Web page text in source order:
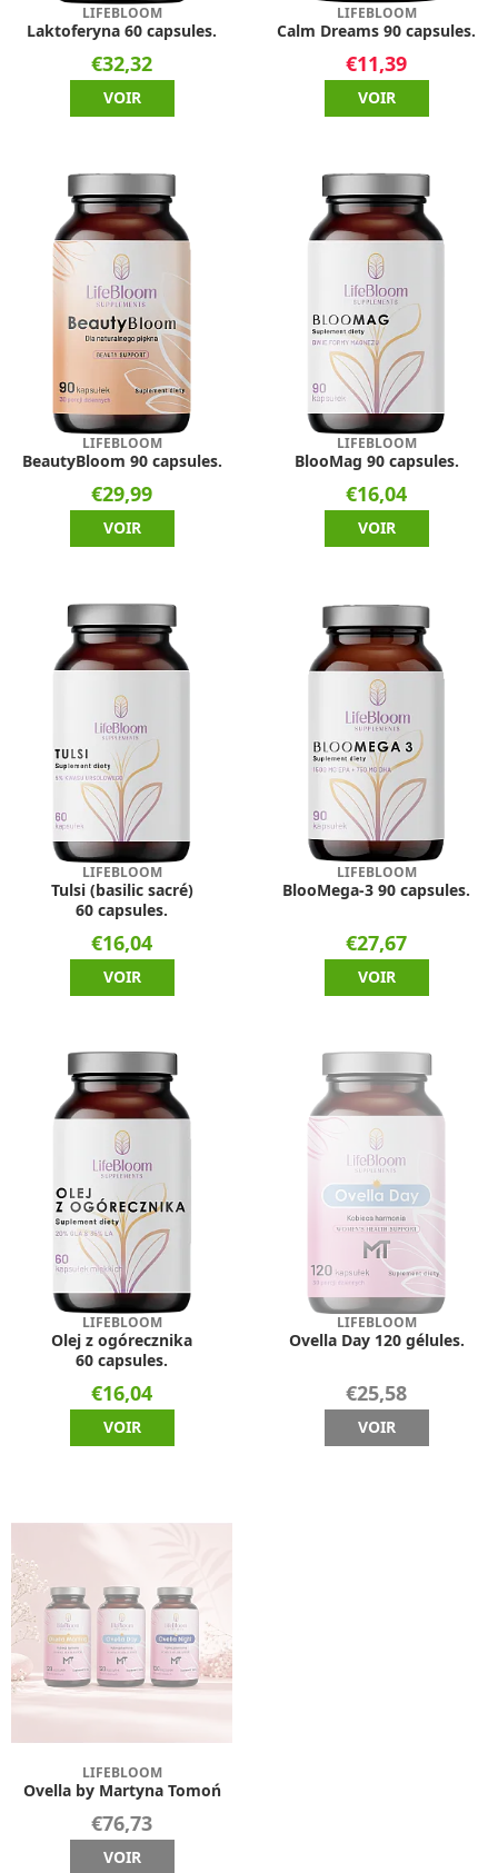
LIFEBLOOM
Laktoferyna 60 capsules.
€32,32
VOIR
LIFEBLOOM
Calm Dreams 90 capsules.
€11,39
VOIR
LIFEBLOOM
BeautyBloom 90 capsules.
€29,99
VOIR
LIFEBLOOM
BlooMag 90 capsules.
€16,04
VOIR
LIFEBLOOM
Tulsi (basilic sacré)
60 capsules.
€16,04
VOIR
LIFEBLOOM
BlooMega-3 90 capsules.
€27,67
VOIR
LIFEBLOOM
Olej z ogórecznika
60 capsules.
€16,04
VOIR
LIFEBLOOM
Ovella Day 120 gélules.
€25,58
VOIR
LIFEBLOOM
Ovella by Martyna Tomoń
€76,73
VOIR